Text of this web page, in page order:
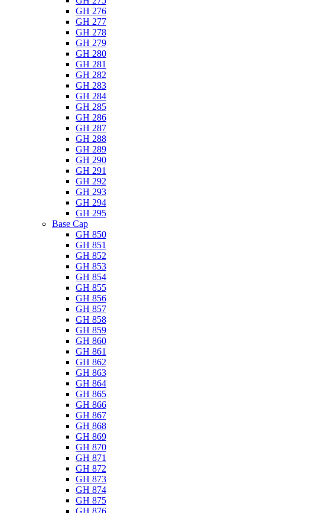
GH 276
GH 277
GH 278
GH 279
GH 280
GH 281
GH 282
GH 283
GH 284
GH 285
GH 286
GH 287
GH 288
GH 289
GH 290
GH 291
GH 292
GH 293
GH 294
GH 295
Base Cap
GH 850
GH 851
GH 852
GH 853
GH 854
GH 855
GH 856
GH 857
GH 858
GH 859
GH 860
GH 861
GH 862
GH 863
GH 864
GH 865
GH 866
GH 867
GH 868
GH 869
GH 870
GH 871
GH 872
GH 873
GH 874
GH 875
GH 876